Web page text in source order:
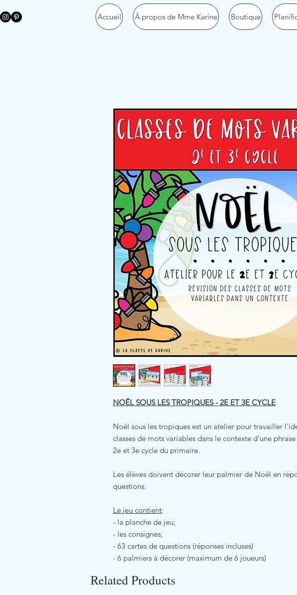
Accueil À propos de Mme Karine Boutique
NOËL SOUS LES TROPIQUES - 2E ET 3E CYCLE
Noël sous les tropiques est un atelier pour travailler
classes de mots variables dans le contexte d'une
2e et 3e cycle du primaire.
Les élèves doivent décorer leur palmier de Noël en
questions.
Le jeu contient:
- la planche de jeu;
- les consignes;
- 63 cartes de questions (réponses incluses)
- 6 palmiers à décorer (maximum de 6 joueurs)
Related Products